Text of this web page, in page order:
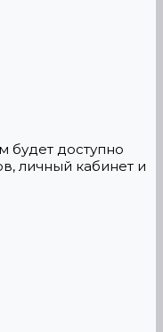
будет доступно
личный кабинет и